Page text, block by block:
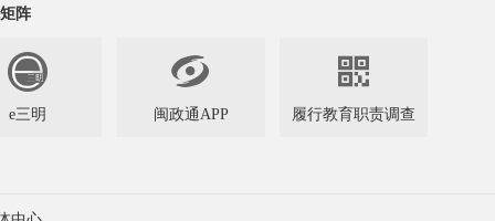
阵
e三明

闽政通APP

履行教育职责调查